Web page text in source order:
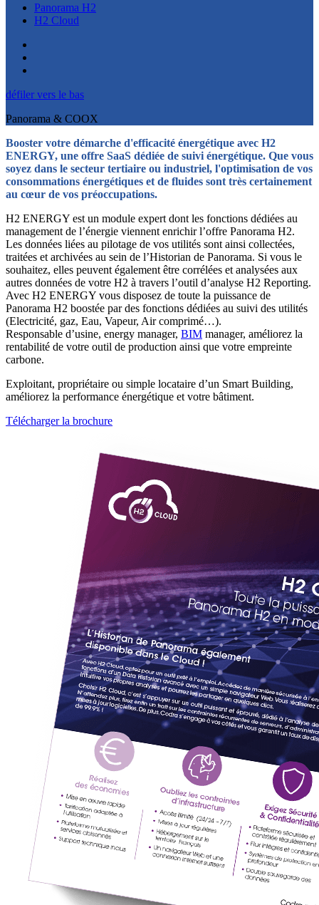
Panorama H2
H2 Cloud
défiler vers le bas
Panorama & COOX
Booster votre démarche d'efficacité énergétique avec H2
ENERGY, une offre SaaS dédiée de suivi énergétique. Que vous
soyez dans le secteur tertiaire ou industriel, l'optimisation de vos
consommations énergétiques et de fluides sont très certainement
au cœur de vos préoccupations.
H2 ENERGY est un module expert dont les fonctions dédiées au
management de l’énergie viennent enrichir l’offre Panorama H2.
Les données liées au pilotage de vos utilités sont ainsi collectées,
traitées et archivées au sein de l’Historian de Panorama. Si vous le
souhaitez, elles peuvent également être corrélées et analysées aux
autres données de votre H2 à travers l’outil d’analyse H2 Reporting.
Avec H2 ENERGY vous disposez de toute la puissance de
Panorama H2 boostée par des fonctions dédiées au suivi des utilités
(Electricité, gaz, Eau, Vapeur, Air comprimé…).
Responsable d’usine, energy manager, BIM manager, améliorez la
rentabilité de votre outil de production ainsi que votre empreinte
carbone.
Exploitant, propriétaire ou simple locataire d’un Smart Building,
améliorez la performance énergétique et votre bâtiment.
Télécharger la brochure